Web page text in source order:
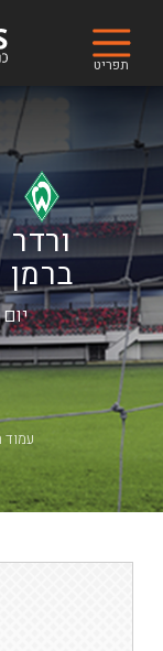
תפריט
ורדר
ברמן
יום שני